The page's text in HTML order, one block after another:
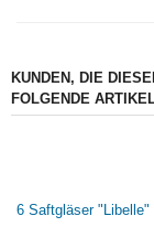
KUNDEN, DIE
FOLGENDE
6 Saftgläser "Libelle"